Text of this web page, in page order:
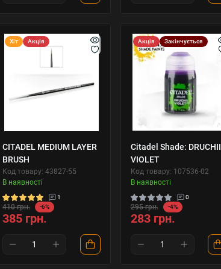
Хіт Акція
CITADEL MEDIUM LAYER
BRUSH
Код товару: 43827-55
В наявності
1
410 грн. -6%
385 грн.
Акція Закінчується
Citadel Shade: DRUCHII
VIOLET
Код товару: 107536-02
В наявності
0
295 грн. -4%
283 грн.